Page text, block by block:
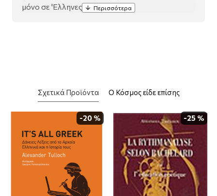
μόνο σε 'Ελληνες.
Σχετικά Προϊόντα Ο Κόσμος είδε επίσης
-20 % -25 %